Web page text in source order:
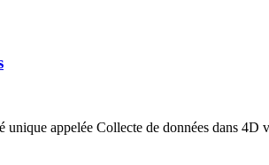
appelée Collecte de données dans